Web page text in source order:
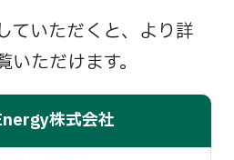
ていただくと、より詳
ただけます。
株式会社